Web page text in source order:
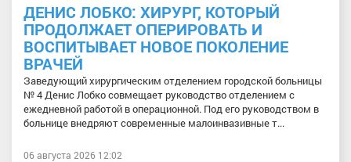
ДЕНИС ЛОБКО: ХИРУРГ, КОТОРЫЙ
ПРОДОЛЖАЕТ ОПЕРИРОВАТЬ И
ВОСПИТЫВАЕТ НОВОЕ ПОКОЛЕНИЕ
ВРАЧЕЙ
Заведующий хирургическим отделением городской больницы
№ 4 Денис Лобко совмещает руководство отделением с
ежедневной работой в операционной. Под его руководством в
больнице внедряют современные малоинвазивные т...
06 августа 2026 12:02